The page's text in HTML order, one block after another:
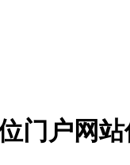
门户网